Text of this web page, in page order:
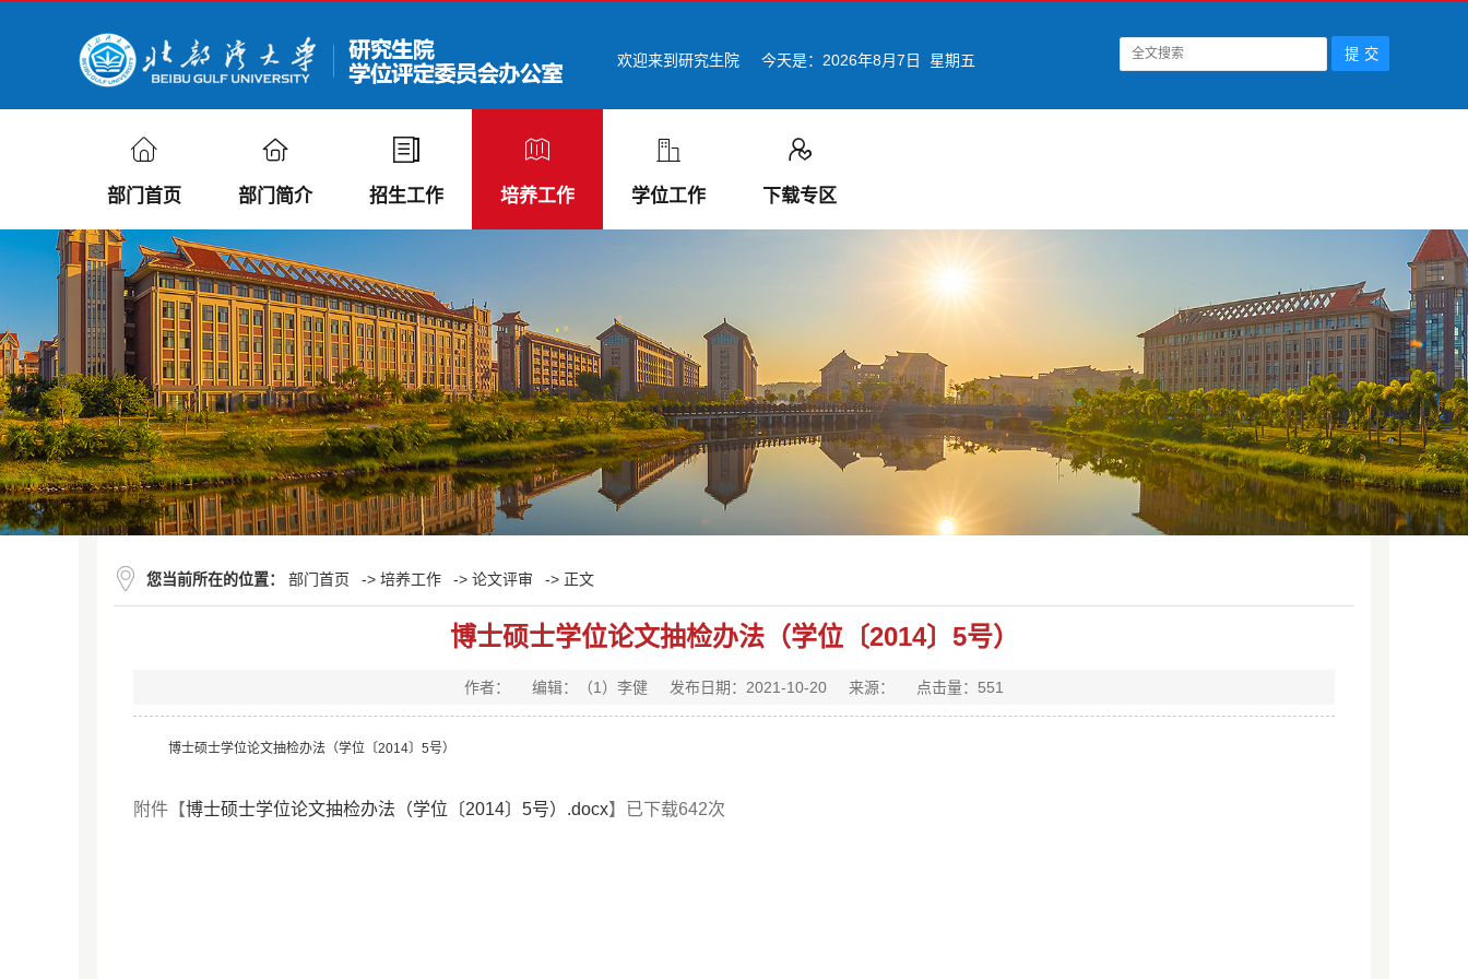
欢迎来到研究生院 今天是： 2026年8月7日 星期五
部门首页 部门简介 招生工作 培养工作 学位工作 下载专区
您当前所在的位置： 部门首页 -> 培养工作 -> 论文评审 -> 正文
博士硕士学位论文抽检办法（学位〔2014〕5号）
作者： 编辑：（1）李健 发布日期：2021-10-20 来源： 点击量： 551
博士硕士学位论文抽检办法（学位〔2014〕5号）
附件【博士硕士学位论文抽检办法（学位〔2014〕5号）.docx】已下载642次